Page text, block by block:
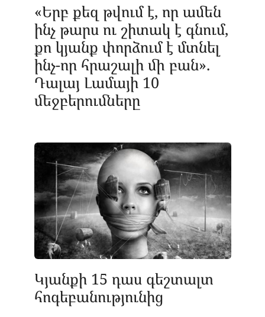
«Երբ քեզ թվում է, որ ամեն
ինչ թարս ու շիտակ է գնում,
քո կյանք փորձում է մտնել
ինչ-որ հրաշալի մի բան».
Դալայ Լամայի 10
մեջբերումները
Կյանքի 15 դաս գեշտալտ
հոգեբանությունից